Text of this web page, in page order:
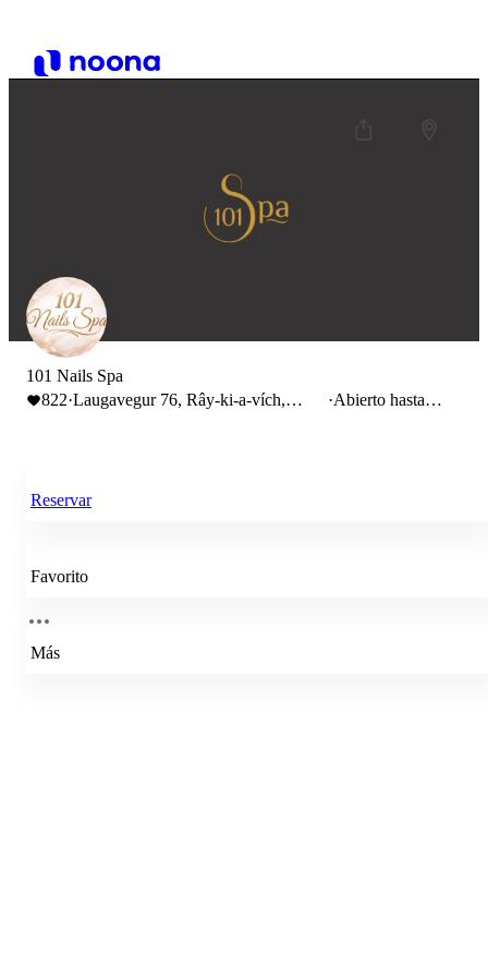
101 Nails Spa
822·Laugavegur 76, Rây-ki-a-vích,
·Abierto hasta
Reservar
Favorito
Más